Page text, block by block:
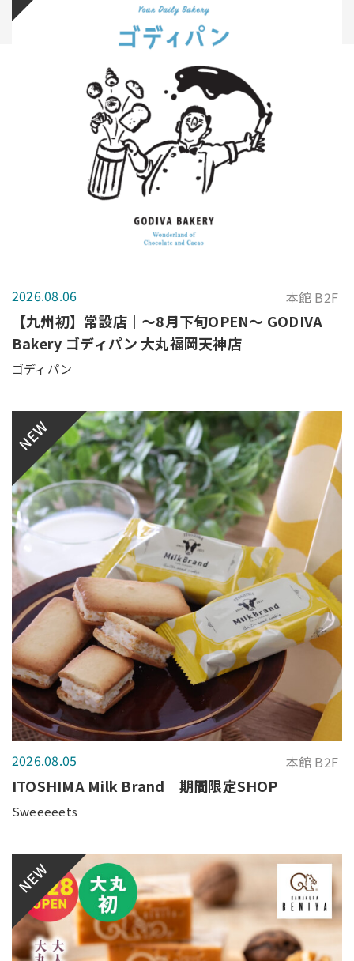
2026.08.06 本館 B2F
【九州初】常設店｜～8月下旬OPEN～ GODIVA
Bakery ゴディパン 大丸福岡天神店
ゴディパン
NEW
2026.08.05 本館 B2F
ITOSHIMA Milk Brand 期間限定SHOP
Sweeeeets
NEW